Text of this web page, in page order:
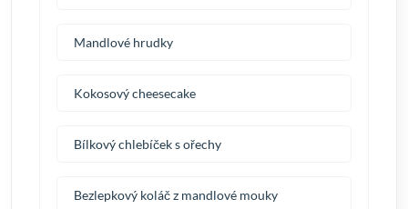
Mandlové hrudky
Kokosový cheesecake
Bílkový chlebíček s ořechy
Bezlepkový koláč z mandlové mouky